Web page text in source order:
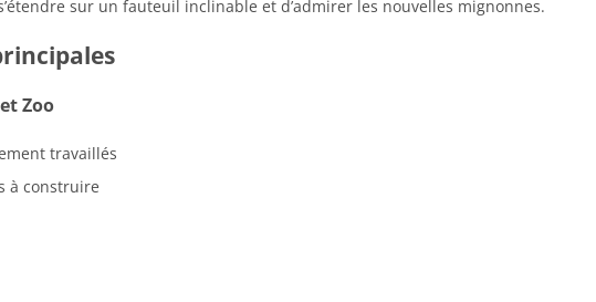
sur un fauteuil inclinable et d’admirer les nouvelles mignonnes.
Zoo
travaillés
à construire